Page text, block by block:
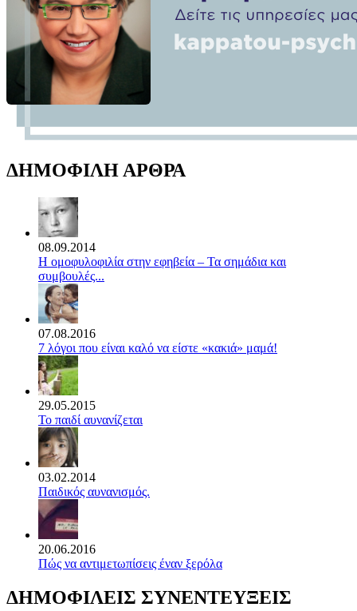
ΔΗΜΟΦΙΛΗ ΑΡΘΡΑ
08.09.2014
Η ομοφυλοφιλία στην εφηβεία – Τα σημάδια και
συμβουλές...
07.08.2016
7 λόγοι που είναι καλό να είστε «κακιά» μαμά!
29.05.2015
Το παιδί αυνανίζεται
03.02.2014
Παιδικός αυνανισμός.
20.06.2016
Πώς να αντιμετωπίσεις έναν ξερόλα
ΔΗΜΟΦΙΛΕΙΣ ΣΥΝΕΝΤΕΥΞΕΙΣ